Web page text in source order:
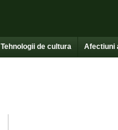
Tehnologii de cultura Afectiuni